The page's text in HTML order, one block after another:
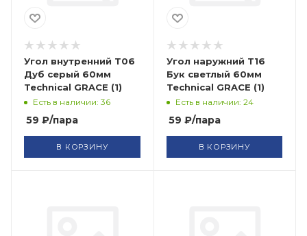
Угол внутренний Т06
Дуб серый 60мм
Technical GRACE (1)
Есть в наличии: 36
59 ₽/пара
В КОРЗИНУ
Угол наружний Т16
Бук светлый 60мм
Technical GRACE (1)
Есть в наличии: 24
59 ₽/пара
В КОРЗИНУ